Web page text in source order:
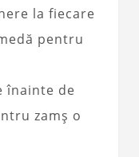
la fiecare
pentru
înainte de
zamș o